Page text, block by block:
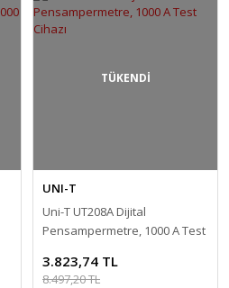
TÜKENDİ
UNI-T
Uni-T UT208A Dijital
Pensampermetre, 1000 A Test
3.823,74 TL
8.497,20 TL